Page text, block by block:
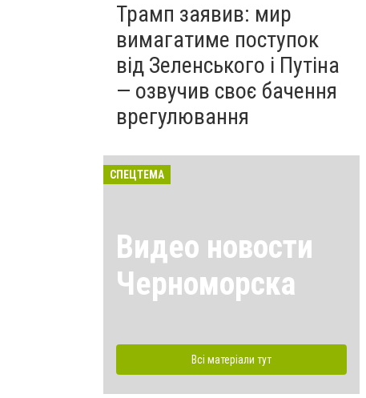
Трамп заявив: мир
вимагатиме поступок
від Зеленського і Путіна
— озвучив своє бачення
врегулювання
СПЕЦТЕМА
Видео новости
Черноморска
Всі матеріали тут